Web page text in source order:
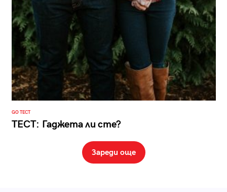
GO ТЕСТ
ТЕСТ: Гаджета ли сте?
Зареди още